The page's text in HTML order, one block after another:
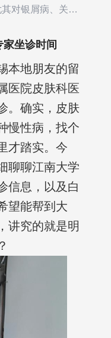
对银屑病、关节
坐诊时间
本地朋友的留
医院皮肤科医
。确实，皮肤
慢性病，找个
才踏实。今
聊聊江南大学
信息，以及白
望能帮到大
讲究的就是明